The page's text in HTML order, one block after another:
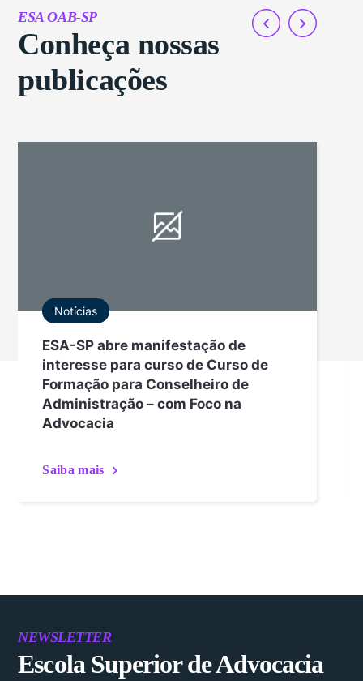
ESA OAB-SP
Conheça nossas
publicações
Notícias
ESA-SP abre manifestação de
interesse para curso de Curso de
Formação para Conselheiro de
Administração – com Foco na
Advocacia
Saiba mais
NEWSLETTER
Escola Superior de Advocacia